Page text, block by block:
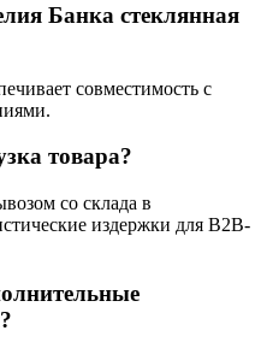
Банка стеклянная
совместимость с
товара?
со склада в
издержки для B2B-